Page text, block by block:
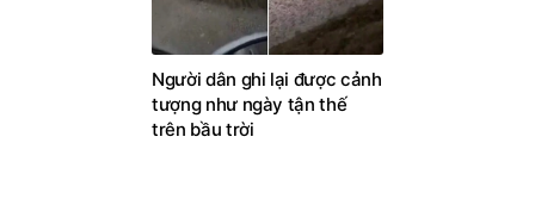
Người dân ghi lại được cảnh
tượng như ngày tận thế
trên bầu trời